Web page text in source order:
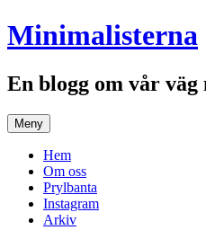
Hoppa
till
Minimalisterna
En blogg om vår
Meny
Hem
Om oss
Prylbanta
Instagram
Arkiv